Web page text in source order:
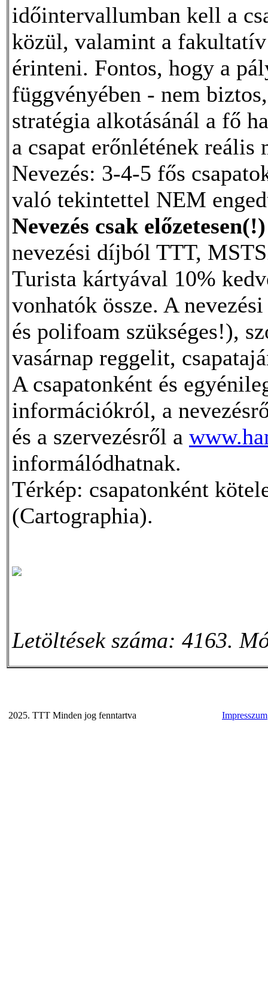
időintervallumban kell a
közül, valamint a
érinteni. Fontos, hogy a
függvényében - nem
stratégia alkotásánál a fő
a csapat erőnlétének reális
Nevezés: 3-4-5 fős
való tekintettel NEM
Nevezés csak előzetesen(!)
nevezési díjból TTT,
Turista kártyával 10%
vonhatók össze. A
és polifoam szükséges!),
vasárnap reggelit,
A csapatonként és
információkról, a
és a szervezésről a
informálódhatnak.
Térkép: csapatonként
(Cartographia).
Letöltések száma: 4163.
2025. TTT Minden jog fenntartva Impresszum